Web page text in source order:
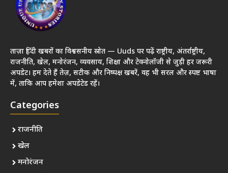
ताज़ा हिंदी खबरों का विश्वसनीय स्रोत — Uuds पर पढ़ें राष्ट्रीय, अंतर्राष्ट्रीय,
राजनीति, खेल, मनोरंजन, व्यवसाय, शिक्षा और टेक्नोलॉजी से जुड़ी हर जरूरी
अपडेट। हम देते हैं तेज़, सटीक और निष्पक्ष खबरें, वह भी सरल और स्पष्ट भाषा
में, ताकि आप हमेशा अपडेटेड रहें।
Categories
राजनीति
खेल
मनोरंजन